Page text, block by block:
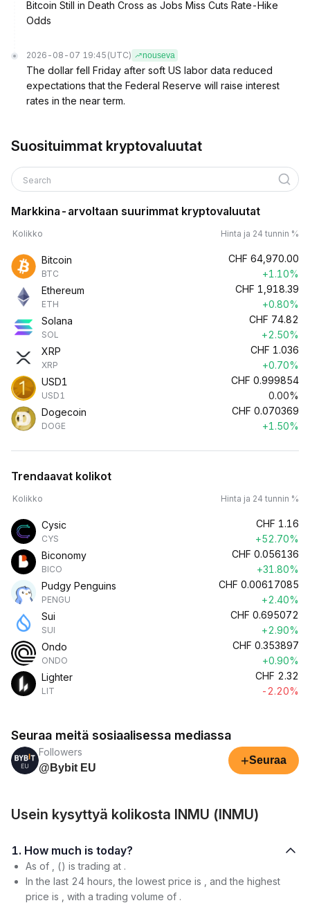
Bitcoin Still in Death Cross as Jobs Miss Cuts Rate-Hike
Odds
2026-08-07 19:45 (UTC) nouseva
The dollar fell Friday after soft US labor data reduced
expectations that the Federal Reserve will raise interest
rates in the near term.
Suosituimmat kryptovaluutat
Search
Markkina-arvoltaan suurimmat kryptovaluutat
Kolikko Hinta ja 24 tunnin %
Bitcoin
BTC
CHF 64,970.00
+1.10%
Ethereum
ETH
CHF 1,918.39
+0.80%
Solana
SOL
CHF 74.82
+2.50%
XRP
XRP
CHF 1.036
+0.70%
USD1
USD1
CHF 0.999854
0.00%
Dogecoin
DOGE
CHF 0.070369
+1.50%
Trendaavat kolikot
Kolikko Hinta ja 24 tunnin %
Cysic
CYS
CHF 1.16
+52.70%
Biconomy
BICO
CHF 0.056136
+31.80%
Pudgy Penguins
PENGU
CHF 0.00617085
+2.40%
Sui
SUI
CHF 0.695072
+2.90%
Ondo
ONDO
CHF 0.353897
+0.90%
Lighter
LIT
CHF 2.32
-2.20%
Seuraa meitä sosiaalisessa mediassa
Followers
@Bybit EU
+Seuraa
Usein kysyttyä kolikosta INMU (INMU)
1. How much is today?
As of , () is trading at .
In the last 24 hours, the lowest price is , and the highest
price is , with a trading volume of .